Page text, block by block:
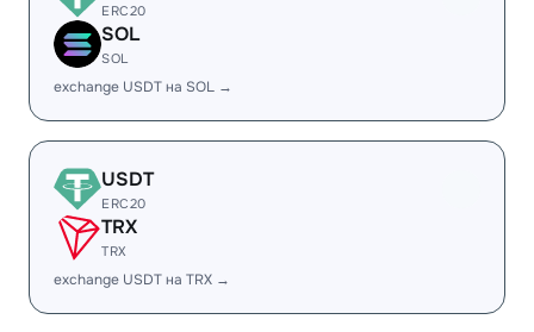
ERC20
SOL
SOL
exchange USDT на SOL →
USDT
ERC20
TRX
TRX
exchange USDT на TRX →